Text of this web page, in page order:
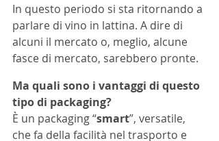
In questo periodo si sta ritornando a
parlare di vino in lattina. A dire di
alcuni il mercato o, meglio, alcune
fasce di mercato, sarebbero pronte.
Ma quali sono i vantaggi di questo
tipo di packaging?
È un packaging “smart”, versatile,
che fa della facilità nel trasporto e